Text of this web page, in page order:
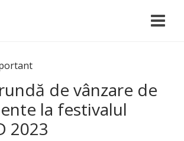
de vânzare de
la festivalul
2023